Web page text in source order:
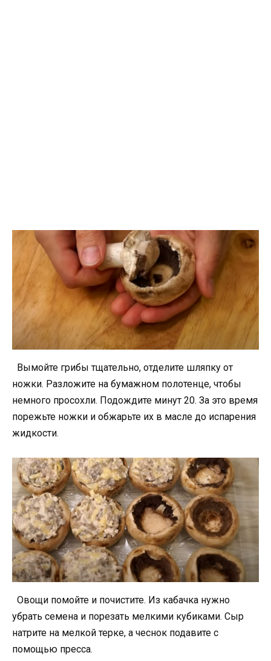
Вымойте грибы тщательно, отделите шляпку от
ножки. Разложите на бумажном полотенце, чтобы
немного просохли. Подождите минут 20. За это время
порежьте ножки и обжарьте их в масле до испарения
жидкости.
Овощи помойте и почистите. Из кабачка нужно
убрать семена и порезать мелкими кубиками. Сыр
натрите на мелкой терке, а чеснок подавите с
помощью пресса.